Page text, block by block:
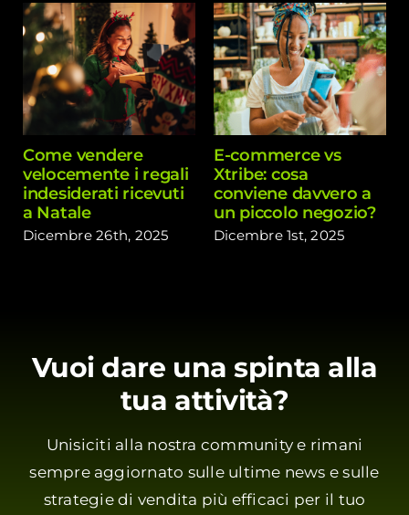
Come vendere
velocemente i regali
indesiderati ricevuti
a Natale
Dicembre 26th, 2025
E-commerce vs
Xtribe: cosa
conviene davvero a
un piccolo negozio?
Dicembre 1st, 2025
Vuoi dare una spinta alla
tua attività?
Unisiciti alla nostra community e rimani
sempre aggiornato sulle ultime news e sulle
strategie di vendita più efficaci per il tuo